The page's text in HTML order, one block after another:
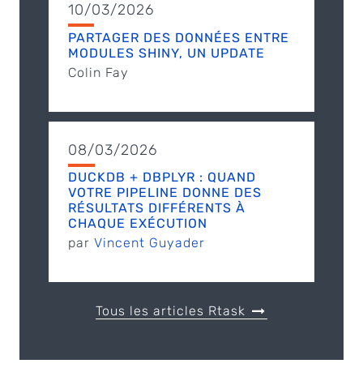
10/03/2026
PARTAGER DES DONNÉES ENTRE
MODULES SHINY, UN UPDATE
Colin Fay
08/03/2026
DUCKDB + DBPLYR : QUAND
VOTRE PIPELINE DONNE DES
RÉSULTATS DIFFÉRENTS À
CHAQUE EXÉCUTION
par Vincent Guyader
Tous les articles Rtask